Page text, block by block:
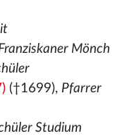
Mönch
(†1699), Pfarrer
Studium